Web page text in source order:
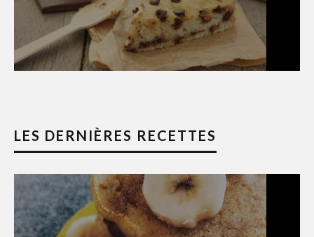
LES DERNIÈRES RECETTES